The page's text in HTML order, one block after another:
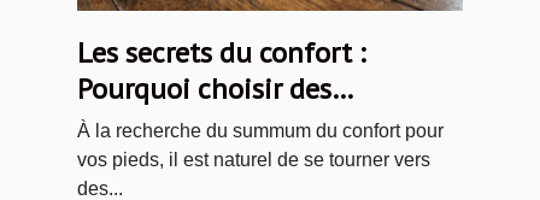
Les secrets du confort :
Pourquoi choisir des
chaussons en laine ?
À la recherche du summum du confort pour
vos pieds, il est naturel de se tourner vers
des...